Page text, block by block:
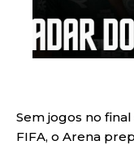
Sem jogos no
FIFA, o Arena